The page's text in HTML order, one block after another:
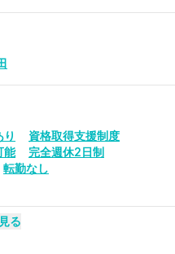
資格取得支援制度
能
完全週休2日制
転勤なし
る